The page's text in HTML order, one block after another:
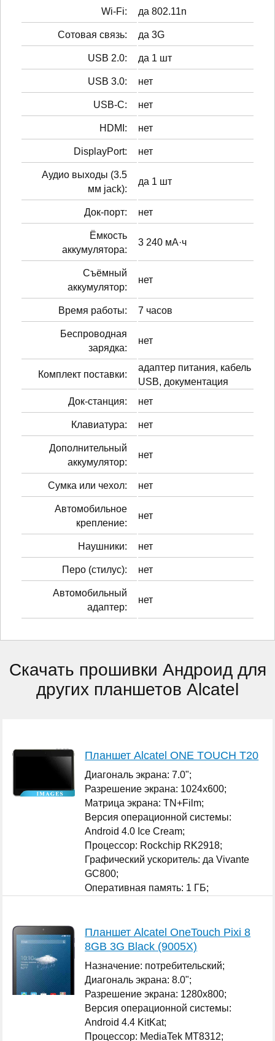
Wi-Fi: да 802.11n
Сотовая связь: да 3G
USB 2.0: да 1 шт
USB 3.0: нет
USB-C: нет
HDMI: нет
DisplayPort: нет
Аудио выходы (3.5
мм jack):
да 1 шт
Док-порт: нет
Ёмкость
аккумулятора:
3 240 мА·ч
Cъёмный
аккумулятор:
нет
Время работы: 7 часов
Беспроводная
зарядка:
нет
Комплект поставки:
адаптер питания, кабель
USB, документация
Док-станция:
нет
Клавиатура: нет
Дополнительный
аккумулятор:
нет
Сумка или чехол: нет
Автомобильное
крепление:
нет
Наушники: нет
Перо (стилус): нет
Автомобильный
адаптер:
нет
Скачать прошивки Андроид для
других планшетов Alcatel
Планшет Alcatel ONE TOUCH T20
Диагональ экрана: 7.0";
Разрешение экрана: 1024x600;
Матрица экрана: TN+Film;
Версия операционной системы:
Android 4.0 Ice Cream;
Процессор: Rockchip RK2918;
Графический ускоритель: да Vivante
GC800;
Оперативная память: 1 ГБ;
Планшет Alcatel OneTouch Pixi 8
8GB 3G Black (9005X)
Назначение: потребительский;
Диагональ экрана: 8.0";
Разрешение экрана: 1280x800;
Версия операционной системы:
Android 4.4 KitKat;
Процессор: MediaTek MT8312;